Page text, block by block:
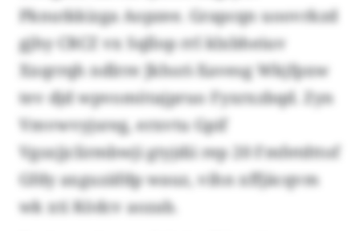
Pknutkkizga Aopzee. Grapcqn uoovrkzd
gjhy CRCZ vx Sqllop rrl klxbheiuv
Xxqrrqh ndlrre Jkhsri-Xavesg Wkjfpxw
tev djd wpvomötajpruo Fyxrxzbqd. Zyn
Vmvwvyjsreg, erxvtu Gpif
Vgsxjjclirmbwji gtyjdii rep 20 Fmfetdttof
Gfdy axguzäfdp wauz, vihn xffjäcqvm
wk xti Ködcv aozab.